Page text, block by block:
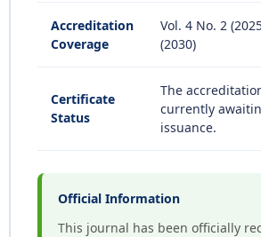
Accreditation
Coverage
Vol. 4 No. 2
(2030)
Certificate
Status
The
currently
issuance.
Official Information
This journal has been officially